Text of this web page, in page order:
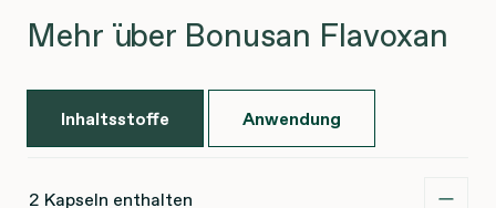
Mehr über Bonusan Flavoxan
Inhaltsstoffe Anwendung
2 Kapseln enthalten